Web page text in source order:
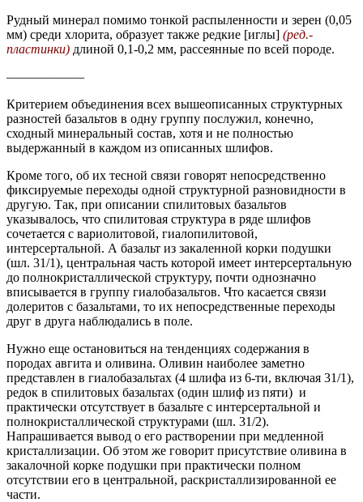
Рудный минерал помимо тонкой распыленности и зерен (0,05
мм) среди хлорита, образует также редкие [иглы] (ред.-
пластинки) длиной 0,1-0,2 мм, рассеянные по всей породе.
——————
Критерием объединения всех вышеописанных структурных
разностей базальтов в одну группу послужил, конечно,
сходный минеральный состав, хотя и не полностью
выдержанный в каждом из описанных шлифов.
Кроме того, об их тесной связи говорят непосредственно
фиксируемые переходы одной структурной разновидности в
другую. Так, при описании спилитовых базальтов
указывалось, что спилитовая структура в ряде шлифов
сочетается с вариолитовой, гиалопилитовой,
интерсертальной. А базальт из закаленной корки подушки
(шл. 31/1), центральная часть которой имеет интерсертальную
до полнокристаллической структуру, почти однозначно
вписывается в группу гиалобазальтов. Что касается связи
долеритов с базальтами, то их непосредственные переходы
друг в друга наблюдались в поле.
Нужно еще остановиться на тенденциях содержания в
породах авгита и оливина. Оливин наиболее заметно
представлен в гиалобазальтах (4 шлифа из 6-ти, включая 31/1),
редок в спилитовых базальтах (один шлиф из пяти) и
практически отсутствует в базальте с интерсертальной и
полнокристаллической структурами (шл. 31/2).
Напрашивается вывод о его растворении при медленной
кристаллизации. Об этом же говорит присутствие оливина в
закалочной корке подушки при практически полном
отсутствии его в центральной, раскристаллизированной ее
части.